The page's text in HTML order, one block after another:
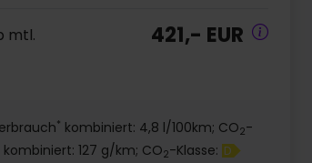
mtl. 421,- EUR
* kombiniert: 4,8 l/100km; CO2-
kombiniert: 127 g/km; CO2-Klasse: D